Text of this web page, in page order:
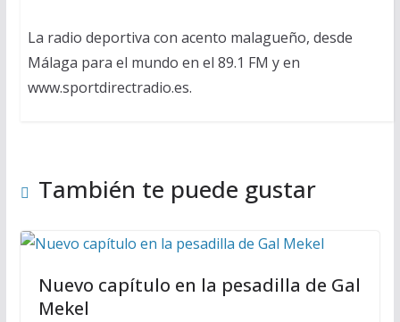
La radio deportiva con acento malagueño, desde
Málaga para el mundo en el 89.1 FM y en
www.sportdirectradio.es.
También te puede gustar
Nuevo capítulo en la pesadilla de Gal
Mekel